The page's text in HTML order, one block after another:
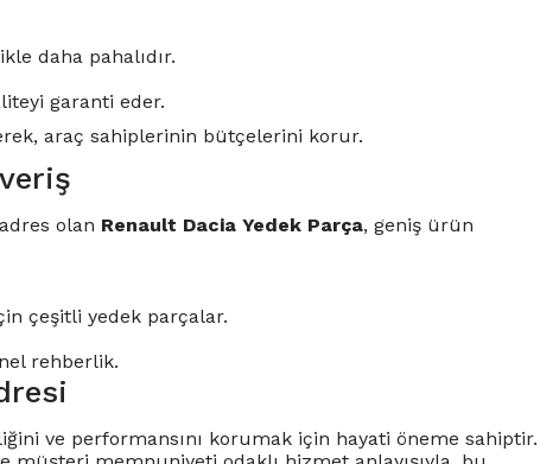
daha pahalıdır.
garanti eder.
araç sahiplerinin bütçelerini korur.
olan Renault Dacia Yedek Parça, geniş ürün
çeşitli yedek parçalar.
rehberlik.
ve performansını korumak için hayati öneme sahiptir.